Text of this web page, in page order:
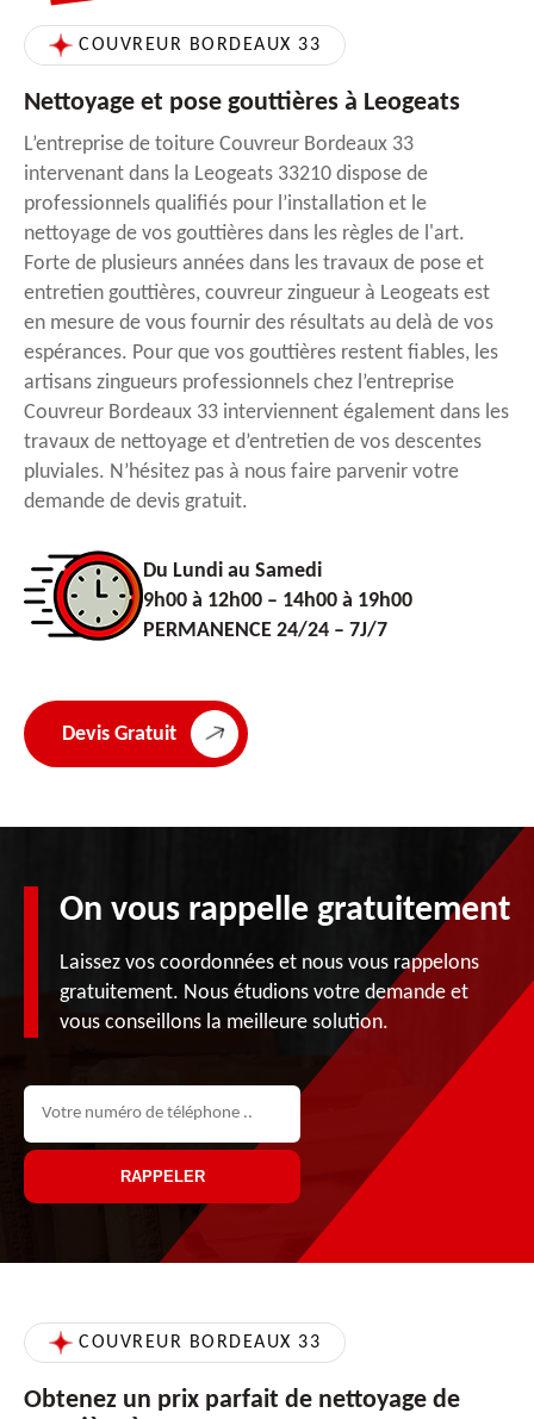
COUVREUR BORDEAUX 33
Nettoyage et pose gouttières à Leogeats
L’entreprise de toiture Couvreur Bordeaux 33
intervenant dans la Leogeats 33210 dispose de
professionnels qualifiés pour l’installation et le
nettoyage de vos gouttières dans les règles de l'art.
Forte de plusieurs années dans les travaux de pose et
entretien gouttières, couvreur zingueur à Leogeats est
en mesure de vous fournir des résultats au delà de vos
espérances. Pour que vos gouttières restent fiables, les
artisans zingueurs professionnels chez l’entreprise
Couvreur Bordeaux 33 interviennent également dans les
travaux de nettoyage et d’entretien de vos descentes
pluviales. N’hésitez pas à nous faire parvenir votre
demande de devis gratuit.
Du Lundi au Samedi
9h00 à 12h00 – 14h00 à 19h00
PERMANENCE 24/24 – 7J/7
Devis Gratuit
On vous rappelle gratuitement
Laissez vos coordonnées et nous vous rappelons
gratuitement. Nous étudions votre demande et
vous conseillons la meilleure solution.
COUVREUR BORDEAUX 33
Obtenez un prix parfait de nettoyage de